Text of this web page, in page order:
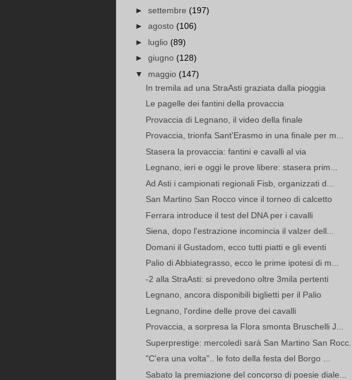
► settembre (197)
► agosto (106)
► luglio (89)
► giugno (128)
▼ maggio (147)
In tremila ad una StraAsti graziata dalla pioggia
Le pagelle dei fantini della provaccia
Provaccia di Legnano, il video della finale
Provaccia, trionfa Sant'Erasmo in una finale per m...
Stasera la provaccia: fantini e cavalli al via
Legnano, ieri e oggi le prove libere: stasera prim...
Ad Asti i campionati regionali Fisb, organizzati d...
San Martino San Rocco vince il torneo di calcetto
Ferrara introduce il test del DNA per i cavalli
Siena, dopo l'estrazione incomincia il valzer dell...
Domani il Gustadom, ecco tutti piatti e gli eventi
Palio di Abbiategrasso, ecco le prime ipotesi di m...
-2 alla StraAsti: si prevedono oltre 3mila pertenti
Legnano, ancora disponibili biglietti per il Palio
Legnano, l'ordine delle prove dei cavalli
Provaccia, a sorpresa la Flora smonta Bruschelli J...
Superprestige: mercoledì sarà San Martino San Rocc...
"C'era una volta".. le foto della festa del Borgo ...
Sabato la premiazione del concorso di poesie diale...